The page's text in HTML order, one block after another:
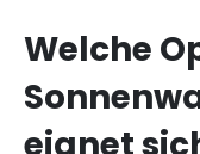
Welche
eignet